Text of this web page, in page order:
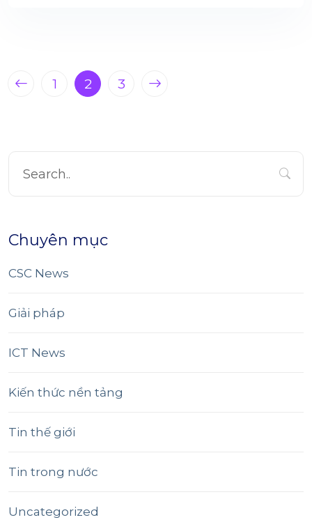
1 2 3
Chuyên mục
CSC News
Giải pháp
ICT News
Kiến thức nền tảng
Tin thế giới
Tin trong nước
Uncategorized